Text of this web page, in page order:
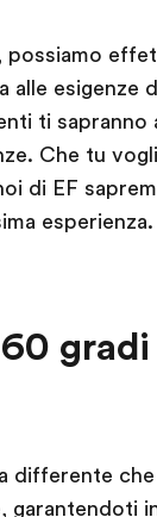
esigenze
ti sapranno
Che tu
di EF
esperienza.
gradi
differente
garantendoti